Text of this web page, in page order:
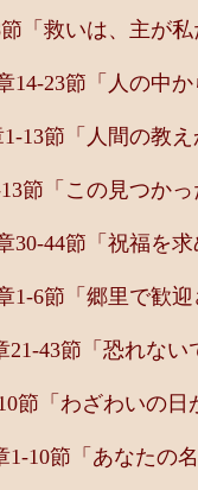
「救いは、主が
23節「人の中
13節「人間の教
節「この見つか
44節「祝福を
1-6節「郷里で歓
43節「恐れな
節「わざわいの日
10節「あなたの